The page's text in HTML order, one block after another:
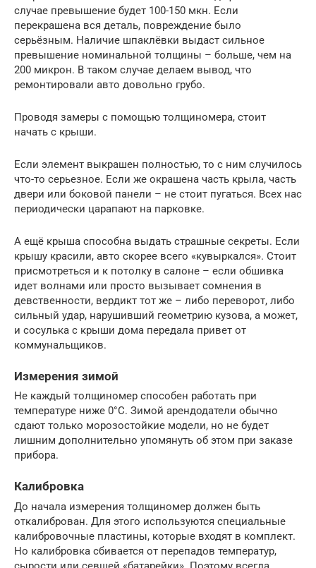
случае превышение будет 100-150 мкн. Если
перекрашена вся деталь, повреждение было
серьёзным. Наличие шпаклёвки выдаст сильное
превышение номинальной толщины – больше, чем на
200 микрон. В таком случае делаем вывод, что
ремонтировали авто довольно грубо.
Проводя замеры с помощью толщиномера, стоит
начать с крыши.
Если элемент выкрашен полностью, то с ним случилось
что-то серьезное. Если же окрашена часть крыла, часть
двери или боковой панели – не стоит пугаться. Всех нас
периодически царапают на парковке.
А ещё крыша способна выдать страшные секреты. Если
крышу красили, авто скорее всего «кувыркался». Стоит
присмотреться и к потолку в салоне – если обшивка
идет волнами или просто вызывает сомнения в
девственности, вердикт тот же – либо переворот, либо
сильный удар, нарушивший геометрию кузова, а может,
и сосулька с крыши дома передала привет от
коммунальщиков.
Измерения зимой
Не каждый толщиномер способен работать при
температуре ниже 0°С. Зимой арендодатели обычно
сдают только морозостойкие модели, но не будет
лишним дополнительно упомянуть об этом при заказе
прибора.
Калибровка
До начала измерения толщиномер должен быть
откалиброван. Для этого используются специальные
калибровочные пластины, которые входят в комплект.
Но калибровка сбивается от перепадов температур,